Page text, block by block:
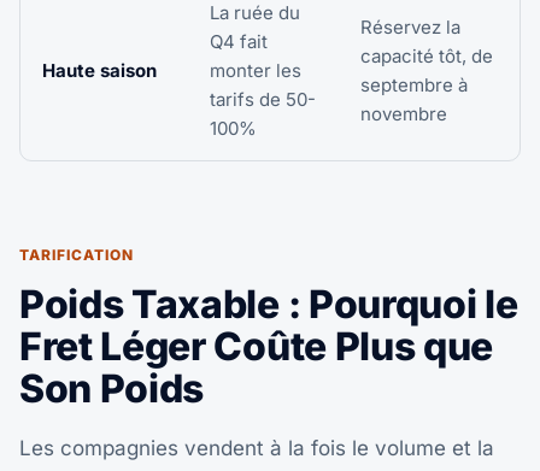
Haute saison
La ruée du
Q4 fait
monter les
tarifs de 50-
100%
Réservez la
capacité tôt, de
septembre à
novembre
TARIFICATION
Poids Taxable : Pourquoi le
Fret Léger Coûte Plus que
Son Poids
Les compagnies vendent à la fois le volume et la